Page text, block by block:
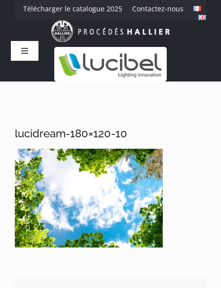
PasserTélécharger le catalogue 2025 Contactez-nous
Toggle
Navigation
Produits
Références
lucidream-180×120-10